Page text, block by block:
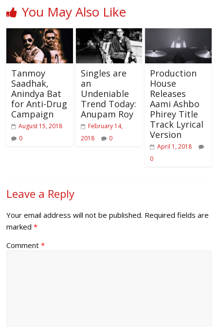
You May Also Like
Tanmoy
Saadhak,
Anindya Bat
for Anti-Drug
Campaign
August 15, 2018
0
Singles are
an
Undeniable
Trend Today:
Anupam Roy
February 14,
2018
0
Production
House
Releases
Aami Ashbo
Phirey Title
Track Lyrical
Version
April 1, 2018
0
Leave a Reply
Your email address will not be published. Required fields are
marked*
Comment*